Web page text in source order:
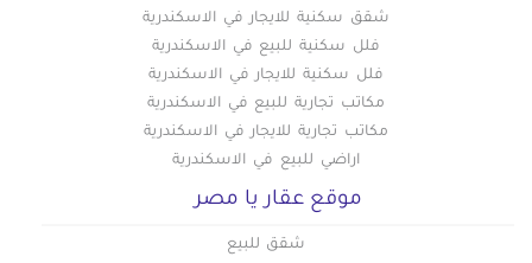
شقق سكنية للايجار في الاسكندرية
فلل سكنية للبيع في الاسكندرية
فلل سكنية للايجار في الاسكندرية
مكاتب تجارية للبيع في الاسكندرية
مكاتب تجارية للايجار في الاسكندرية
اراضي للبيع في الاسكندرية
موقع عقار يا مصر
شقق للبيع